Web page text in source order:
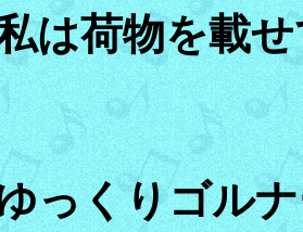
を載せて
っくりゴル